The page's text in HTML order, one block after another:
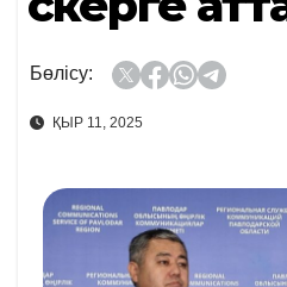
Бөлісу:
ҚЫР 11, 2025